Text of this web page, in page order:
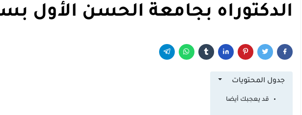
الدكتوراه بجامعة الحسن الأول
جدول المحتويات
قد يعجبك أيضا